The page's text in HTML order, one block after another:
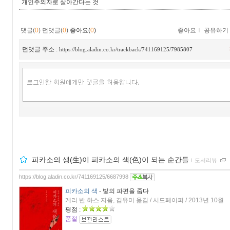
개인주의자로 살아간다는 것
댓글(0) 먼댓글(0) 좋아요(0) 좋아요 ｌ 공유하기
먼댓글 주소 : https://blog.aladin.co.kr/trackback/741169125/7985807
피카소의 생(生)이 피카소의 색(色)이 되는 순간들 ｌ 도서리뷰
https://blog.aladin.co.kr/741169125/6687998
피카소의 색 - 빛의 파편을 줍다
게리 반 하스 지음, 김유미 옮김 / 시드페이퍼 / 2013년 10월
평점 :
품절